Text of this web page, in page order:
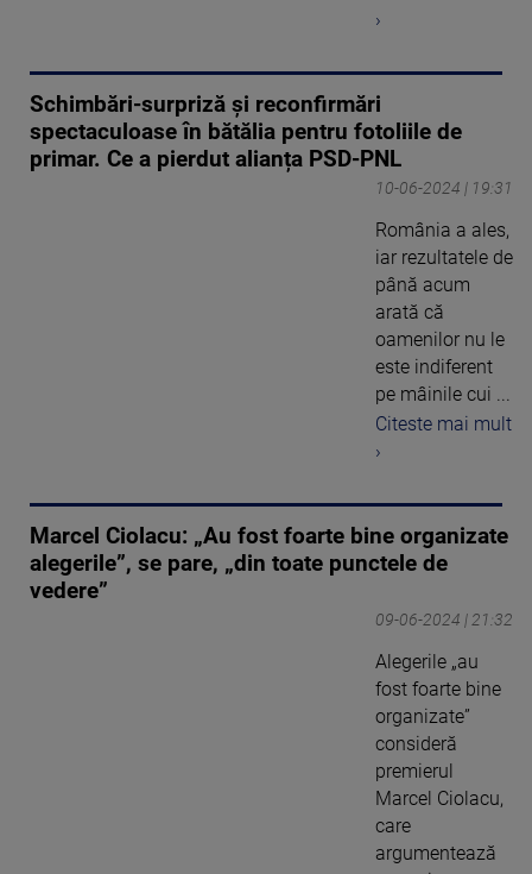
›
Schimbări-surpriză și reconfirmări
spectaculoase în bătălia pentru fotoliile de
primar. Ce a pierdut alianța PSD-PNL
10-06-2024 | 19:31
România a ales,
iar rezultatele de
până acum
arată că
oamenilor nu le
este indiferent
pe mâinile cui ...
Citeste mai mult
›
Marcel Ciolacu: „Au fost foarte bine organizate
alegerile”, se pare, „din toate punctele de
vedere”
09-06-2024 | 21:32
Alegerile „au
fost foarte bine
organizate”
consideră
premierul
Marcel Ciolacu,
care
argumentează